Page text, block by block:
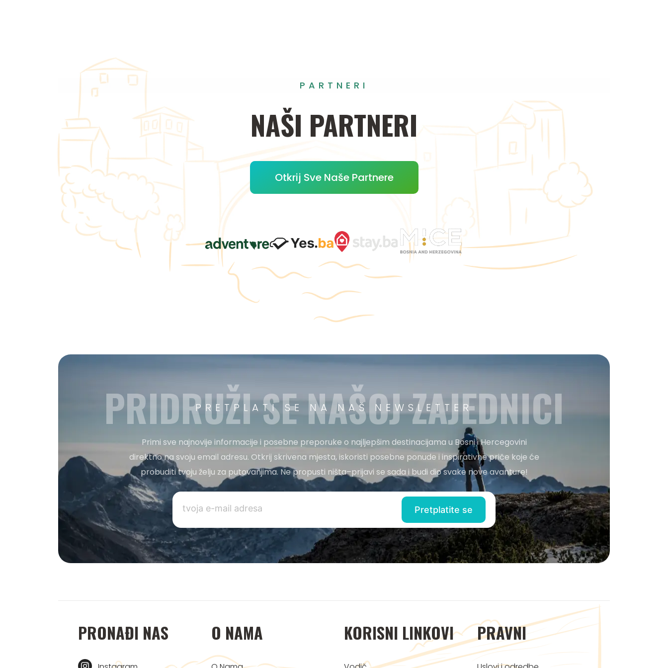
PARTNERI
NAŠI PARTNERI
Otkrij Sve Naše Partnere
PRETPLATI SE NA NAŠ NEWSLETTER
PRIDRUŽI SE NAŠOJ ZAJEDNICI
Primi sve najnovije informacije i posebne preporuke o najljepšim destinacijama u Bosni i Hercegovini
direktno na svoju email adresu. Otkrij skrivena mjesta, iskoristi posebne ponude i inspirativne priče koje će
probuditi tvoju želju za putovanjima. Ne propusti ništa–prijavi se sada i budi dio svake nove avanture!
PRONAĐI NAS O NAMA KORISNI LINKOVI PRAVNI